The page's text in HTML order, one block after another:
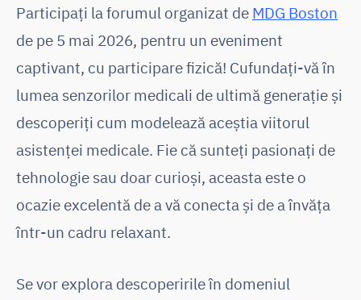
Participați la forumul organizat de MDG Boston
de pe 5 mai 2026, pentru un eveniment
captivant, cu participare fizică! Cufundați-vă în
lumea senzorilor medicali de ultimă generație și
descoperiți cum modelează aceștia viitorul
asistenței medicale. Fie că sunteți pasionați de
tehnologie sau doar curioși, aceasta este o
ocazie excelentă de a vă conecta și de a învăța
într-un cadru relaxant.
Se vor explora descoperirile în domeniul